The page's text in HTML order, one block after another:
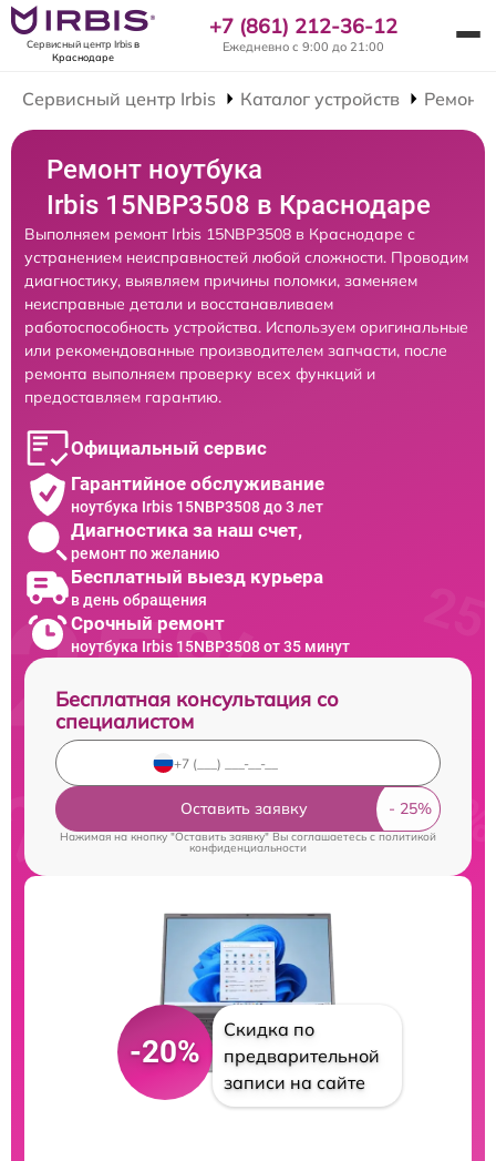
Сервисный центр Irbisв
Краснодаре
+7 (861) 212-36-12
Ежедневно с 9:00 до 21:00
Сервисный центр Irbis Каталог устройств Ремонт
Ремонт ноутбука
Irbis 15NBP3508 в Краснодаре
Выполняем ремонт Irbis 15NBP3508 в Краснодаре с
устранением неисправностей любой сложности. Проводим
диагностику, выявляем причины поломки, заменяем
неисправные детали и восстанавливаем
работоспособность устройства. Используем оригинальные
или рекомендованные производителем запчасти, после
ремонта выполняем проверку всех функций и
предоставляем гарантию.
Официальный сервис
Гарантийное обслуживание
ноутбука Irbis 15NBP3508 до 3 лет
Диагностика за наш счет,
ремонт по желанию
Бесплатный выезд курьера
в день обращения
Срочный ремонт
ноутбука Irbis 15NBP3508 от 35 минут
Бесплатная консультация со
специалистом
Оставить заявку
Нажимая на кнопку "Оставить заявку" Вы соглашаетесь c политикой
конфиденциальности
-20%
Скидка по
предварительной
записи на сайте